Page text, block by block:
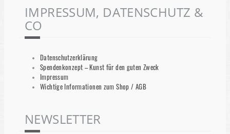
IMPRESSUM, DATENSCHUTZ &
CO
Datenschutzerklärung
Spendenkonzept – Kunst für den guten Zweck
Impressum
Wichtige Informationen zum Shop / AGB
NEWSLETTER